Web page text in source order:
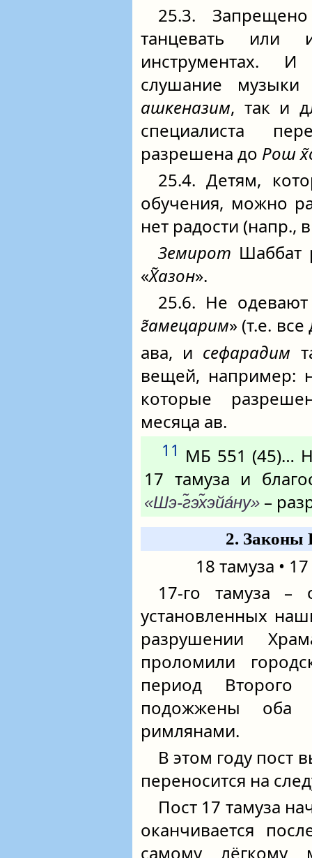
25.3.
танцевать или
инструментах.
слушание
ашкеназим, так и
специалиста
разрешена до Рош
25.4. Детям,
обучения, можно
нет радости (напр.,
Земирот Шаббат
«Х̃азон».
25.6. Не
г̃амецарим» (т.е.
ава, и сефарадим
вещей, например:
которые
месяца ав.
11 МБ 551 (45)…
17 тамуза и
«Шэ-г̃эх̃эйа́ну» –
2. Законы
18 тамуза •
17‑го тамуза –
установленных
разрушении
проломили
период
подожжены оба
римлянами.
В этом году пост
переносится на
Пост 17 тамуза
оканчивается
самому